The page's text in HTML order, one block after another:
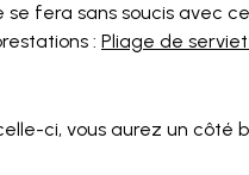
fera sans soucis avec
: Pliage de
ci, vous aurez un côté